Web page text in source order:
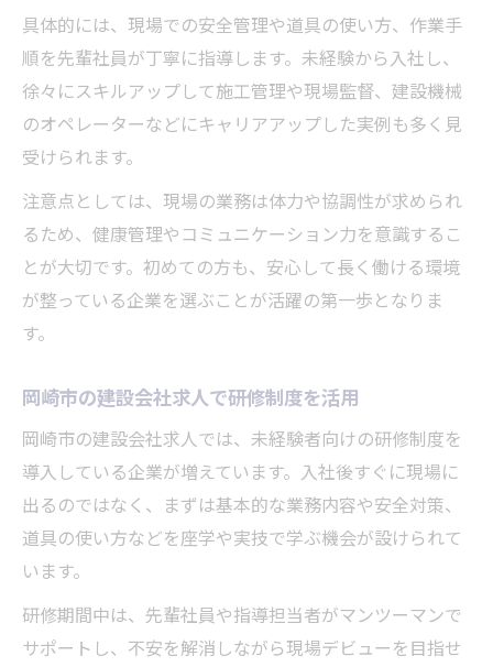
具体的には、現場での安全管理や道具の使い方、作業手
順を先輩社員が丁寧に指導します。未経験から入社し、
徐々にスキルアップして施工管理や現場監督、建設機械
のオペレーターなどにキャリアアップした実例も多く見
受けられます。
注意点としては、現場の業務は体力や協調性が求められ
るため、健康管理やコミュニケーション力を意識するこ
とが大切です。初めての方も、安心して長く働ける環境
が整っている企業を選ぶことが活躍の第一歩となりま
す。
岡崎市の建設会社求人で研修制度を活用
岡崎市の建設会社求人では、未経験者向けの研修制度を
導入している企業が増えています。入社後すぐに現場に
出るのではなく、まずは基本的な業務内容や安全対策、
道具の使い方などを座学や実技で学ぶ機会が設けられて
います。
研修期間中は、先輩社員や指導担当者がマンツーマンで
サポートし、不安を解消しながら現場デビューを目指せ